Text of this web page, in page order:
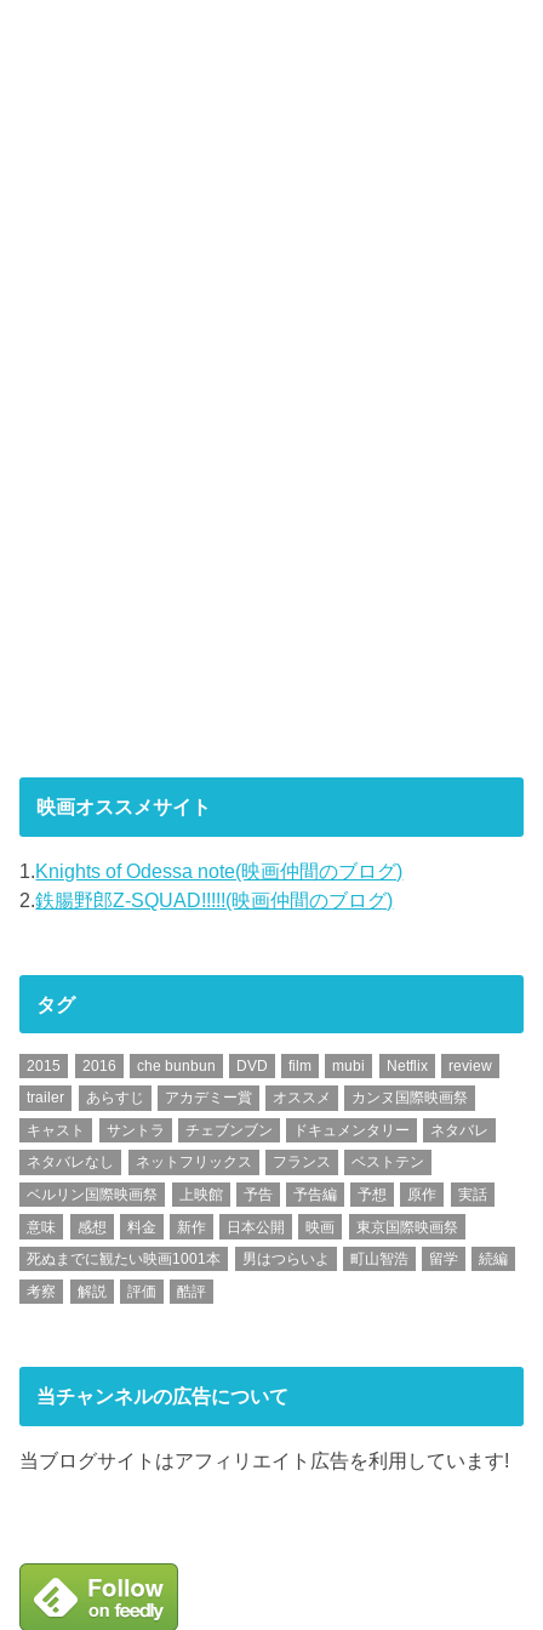
映画オススメサイト
1.Knights of Odessa note(映画仲間のブログ)
2.鉄腸野郎Z-SQUAD!!!!!(映画仲間のブログ)
タグ
2015 2016 che bunbun DVD film mubi Netflix
review
trailer
あらすじ アカデミー賞 オススメ
カンヌ国際映画祭
キャスト
サントラ チェブンブン ドキュメンタリー
ネタバレ
ネタバレなし
ネットフリックス フランス
ベストテン
ベルリン国際映画祭
上映館 予告 予告編 予想 原作
実話
意味
感想 料金 新作 日本公開 映画
東京国際映画祭
死ぬまでに観たい映画1001本
男はつらいよ 町山智浩 留学
続編
考察
解説 評価 酷評
当チャンネルの広告について
当ブログサイトはアフィリエイト広告を利用しています!